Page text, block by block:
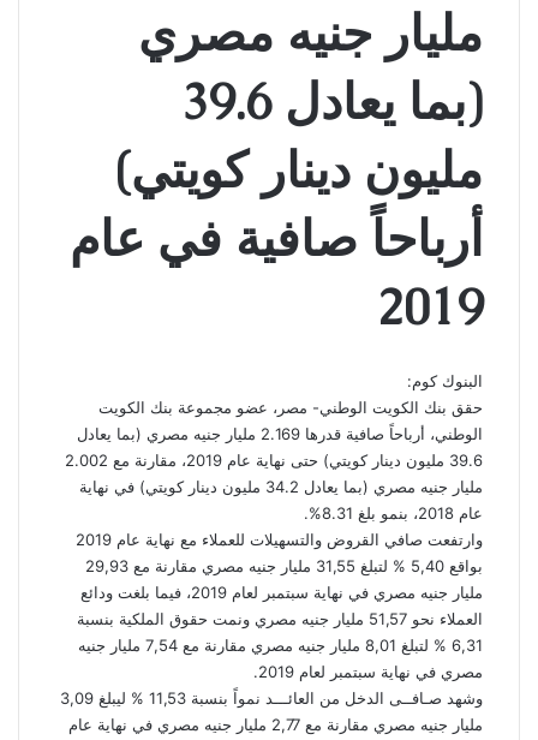
مليار جنيه مصري
(بما يعادل 39.6
مليون دينار كويتي)
أرباحاً صافية في عام
2019
البنوك كوم:
حقق بنك الكويت الوطني- مصر، عضو مجموعة بنك الكويت
الوطني، أرباحاً صافية قدرها 2.169 مليار جنيه مصري (بما يعادل
39.6 مليون دينار كويتي) حتى نهاية عام 2019، مقارنة مع 2.002
مليار جنيه مصري (بما يعادل 34.2 مليون دينار كويتي) في نهاية
عام 2018، بنمو بلغ 8.31%.
وارتفعت صافي القروض والتسهيلات للعملاء مع نهاية عام 2019
بواقع 5,40 % لتبلغ 31,55 مليار جنيه مصري مقارنة مع 29,93
مليار جنيه مصري في نهاية سبتمبر لعام 2019، فيما بلغت ودائع
العملاء نحو 51,57 مليار جنيه مصري ونمت حقوق الملكية بنسبة
6,31 % لتبلغ 8,01 مليار جنيه مصري مقارنة مع 7,54 مليار جنيه
مصري في نهاية سبتمبر لعام 2019.
وشهد صـافــى الدخل من العائـــد نمواً بنسبة 11,53 % ليبلغ 3,09
مليار جنيه مصري مقارنة مع 2,77 مليار جنيه مصري في نهاية عام